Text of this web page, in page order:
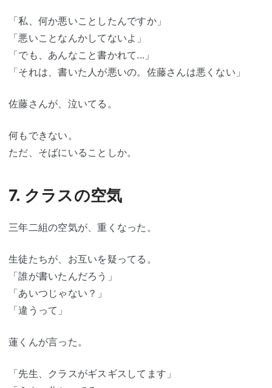
「私、何か悪いことしたんですか」
「悪いことなんかしてないよ」
「でも、あんなこと書かれて...」
「それは、書いた人が悪いの。佐藤さんは悪くない」
佐藤さんが、泣いてる。
何もできない。
ただ、そばにいることしか。
7. クラスの空気
三年二組の空気が、重くなった。
生徒たちが、お互いを疑ってる。
「誰が書いたんだろう」
「あいつじゃない？」
「違うって」
蓮くんが言った。
「先生、クラスがギスギスしてます」